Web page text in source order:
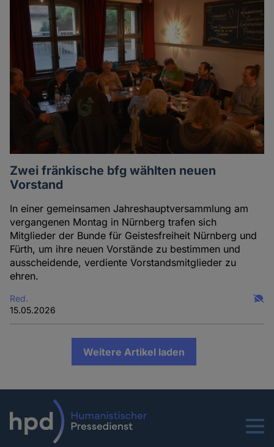
Zwei fränkische bfg wählten neuen
Vorstand
In einer gemeinsamen Jahreshauptversammlung am
vergangenen Montag in Nürnberg trafen sich
Mitglieder der Bunde für Geistesfreiheit Nürnberg und
Fürth, um ihre neuen Vorstände zu bestimmen und
ausscheidende, verdiente Vorstandsmitglieder zu
ehren.
Red.
15.05.2026
Weitere Artikel laden
Menu